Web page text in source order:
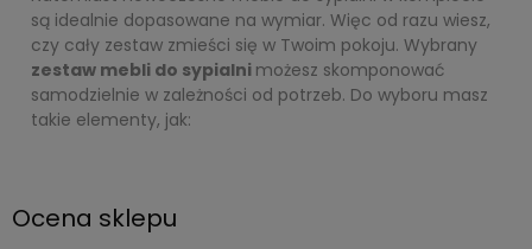
są idealnie dopasowane na wymiar. Więc od razu wiesz,
czy cały zestaw zmieści się w Twoim pokoju. Wybrany
zestaw mebli do sypialni możesz skomponować
samodzielnie w zależności od potrzeb. Do wyboru masz
takie elementy, jak:
Ocena sklepu